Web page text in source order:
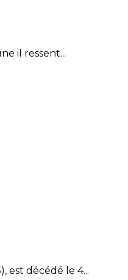
il ressent...
est décédé le 4...